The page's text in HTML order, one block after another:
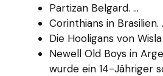
Partizan Belgard. ...
Corinthians in Brasilien.
Die Hooligans von Wisla
Newell Old Boys in
wurde ein 14-Jähriger